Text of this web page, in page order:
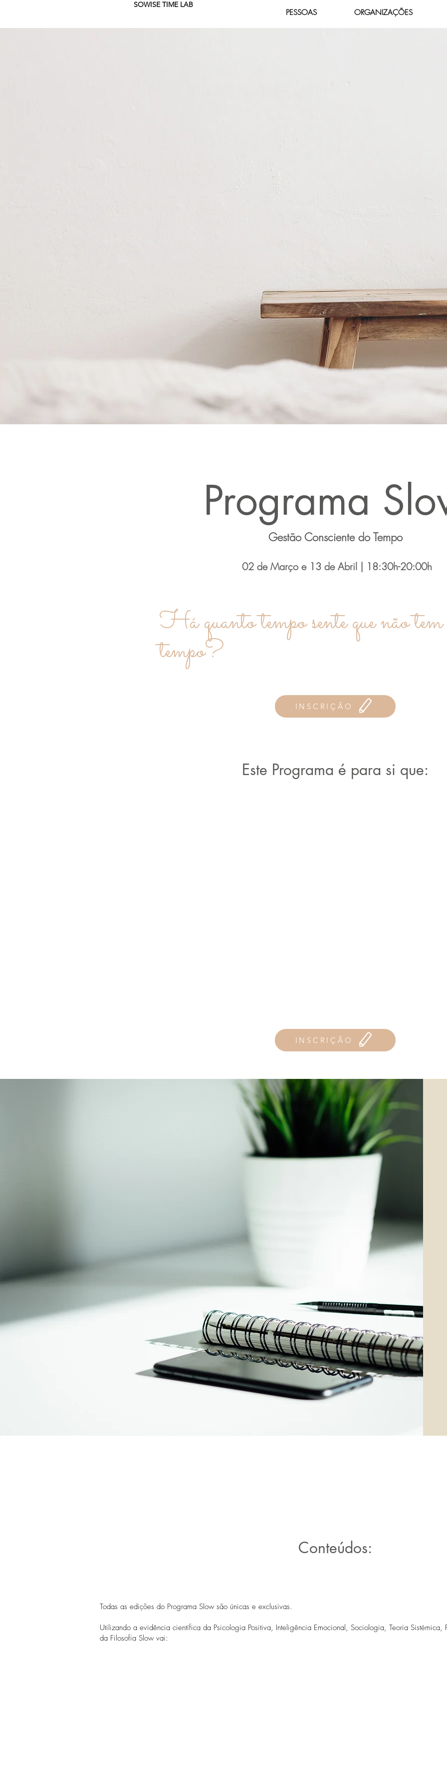
SOWISE TIME LAB
PESSOAS ORGANIZAÇÕES
Programa
Gestão Consciente do Tempo
02de Marçoe 13 de Abril | 18:30h-20:00h
Há quanto tempo sente que não tem
tempo?
INSCRIÇÃO
Este Programa é para si que:
INSCRIÇÃO
Conteúdos:
Todas as edições do Programa Slow são únicas e exclusivas.
Utilizando a evidência científica da Psicologia Positiva, Inteligência Emocional, Sociologia, Teoria Sistémica,
da Filosofia Slow vai: